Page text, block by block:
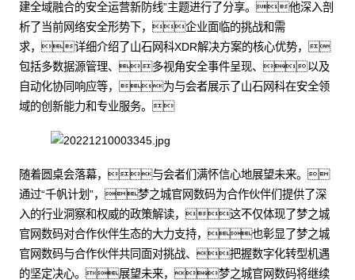
建全域融合的安全运营新防线”主题进行了分享。他深入剖
析了当前网络安全形势下，企业面临的挑战和需
求，详细介绍了山石网科XDR解决方案的核心优势，
包括多数据源管理、多视角安全事件呈现、以及
自动化协同响应等，为与会者展示了山石网科在安全领
域的创新能力和专业服务。
随着圆桌会落幕，与会者们满怀信心地展望未来。
通过“千帆计划”，梦之城官网数码为合作伙伴们提供了深
入的行业洞察和权威的政策解读，这不仅体现了梦之城
官网数码对合作伙伴生态的大力支持，也彰显了梦之城
官网数码与合作伙伴共同面对挑战、把握数字化转型机遇
的坚定决心。展望未来，梦之城官网数码将继续